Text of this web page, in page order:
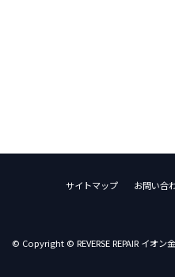
サイトマップ お問い合
© Copyright © REVERSE REPAIR イオン